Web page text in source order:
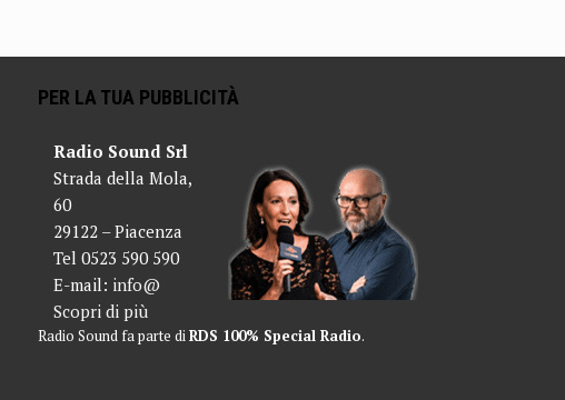
PER LA TUA PUBBLICITÀ
Radio Sound Srl
Strada della Mola,
60
29122 – Piacenza
Tel 0523 590 590
E-mail: info@
Scopri di più
Radio Sound fa parte di RDS 100% Special Radio.